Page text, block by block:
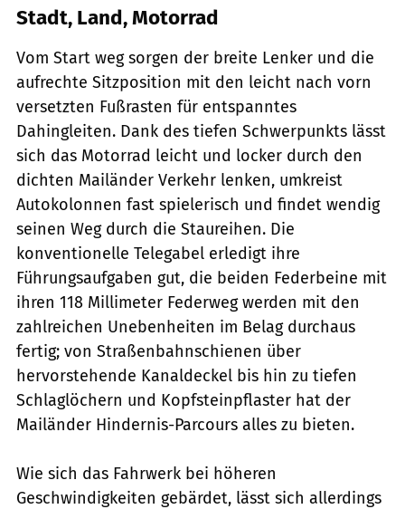
Stadt, Land, Motorrad
Vom Start weg sorgen der breite Lenker und die
aufrechte Sitzposition mit den leicht nach vorn
versetzten Fußrasten für entspanntes
Dahingleiten. Dank des tiefen Schwerpunkts lässt
sich das Motorrad leicht und locker durch den
dichten Mailänder Verkehr lenken, umkreist
Autokolonnen fast spielerisch und findet wendig
seinen Weg durch die Staureihen. Die
konventionelle Telegabel erledigt ihre
Führungsaufgaben gut, die beiden Federbeine mit
ihren 118 Millimeter Federweg werden mit den
zahlreichen Unebenheiten im Belag durchaus
fertig; von Straßenbahnschienen über
hervorstehende Kanaldeckel bis hin zu tiefen
Schlaglöchern und Kopfsteinpflaster hat der
Mailänder Hindernis-Parcours alles zu bieten.
Wie sich das Fahrwerk bei höheren
Geschwindigkeiten gebärdet, lässt sich allerdings